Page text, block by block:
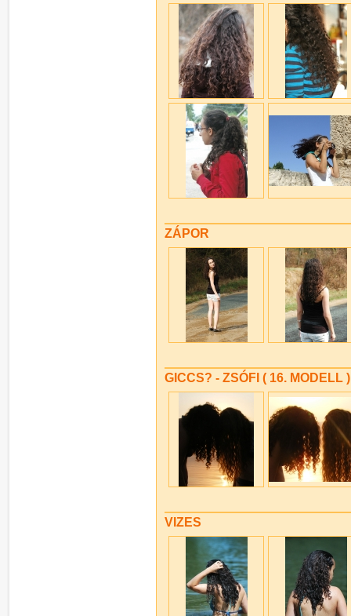
ZÁPOR
GICCS? - ZSÓFI ( 16. MODELL
VIZES